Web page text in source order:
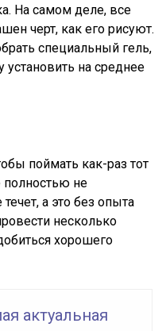
На самом деле, все
черт, как его рисуют.
специальный гель,
установить на среднее
поймать как-раз тот
не
а это без опыта
несколько
хорошего
актуальная